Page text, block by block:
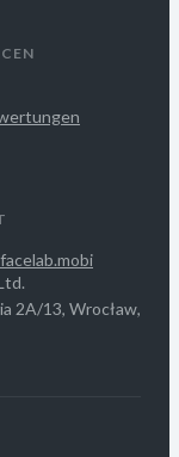
2A/13, Wrocław,